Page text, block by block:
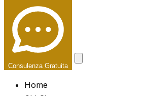
Consulenza Gratuita
Home